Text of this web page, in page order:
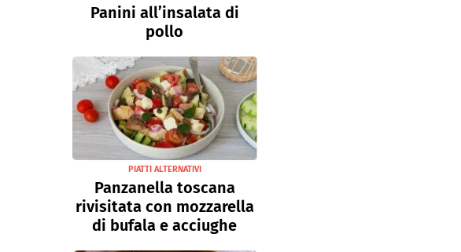
Panini all’insalata di
pollo
PIATTI ALTERNATIVI
Panzanella toscana
rivisitata con mozzarella
di bufala e acciughe